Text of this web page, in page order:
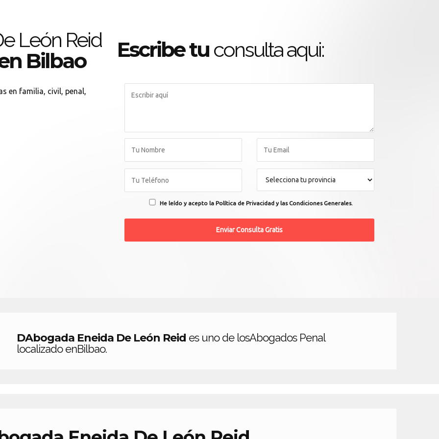
León Reid
Bilbao
en familia, civil, penal,
Escribe tu consulta aqui:
He leído y acepto la Política de Privacidad y las Condiciones Generales.
DAbogada Eneida De León Reid es uno de losAbogados Penal
localizado enBilbao.